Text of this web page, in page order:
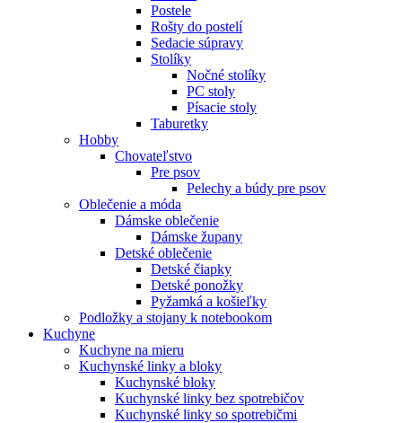
Postele
Rošty do postelí
Sedacie súpravy
Stolíky
Nočné stolíky
PC stoly
Písacie stoly
Taburetky
Hobby
Chovateľstvo
Pre psov
Pelechy a búdy pre psov
Oblečenie a móda
Dámske oblečenie
Dámske župany
Detské oblečenie
Detské čiapky
Detské ponožky
Pyžamká a košieľky
Podložky a stojany k notebookom
Kuchyne
Kuchyne na mieru
Kuchynské linky a bloky
Kuchynské bloky
Kuchynské linky bez spotrebičov
Kuchynské linky so spotrebičmi